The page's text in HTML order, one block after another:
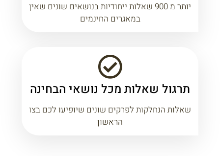
יותר מ 900 שאלות ייחודיות בנושאים שונים שאין
במאגרים החינמים
תרגול שאלות מכל נושאי הבחינה
שאלות הנחלקות לפרקים שונים שיופיעו לכם בצו
הראשון